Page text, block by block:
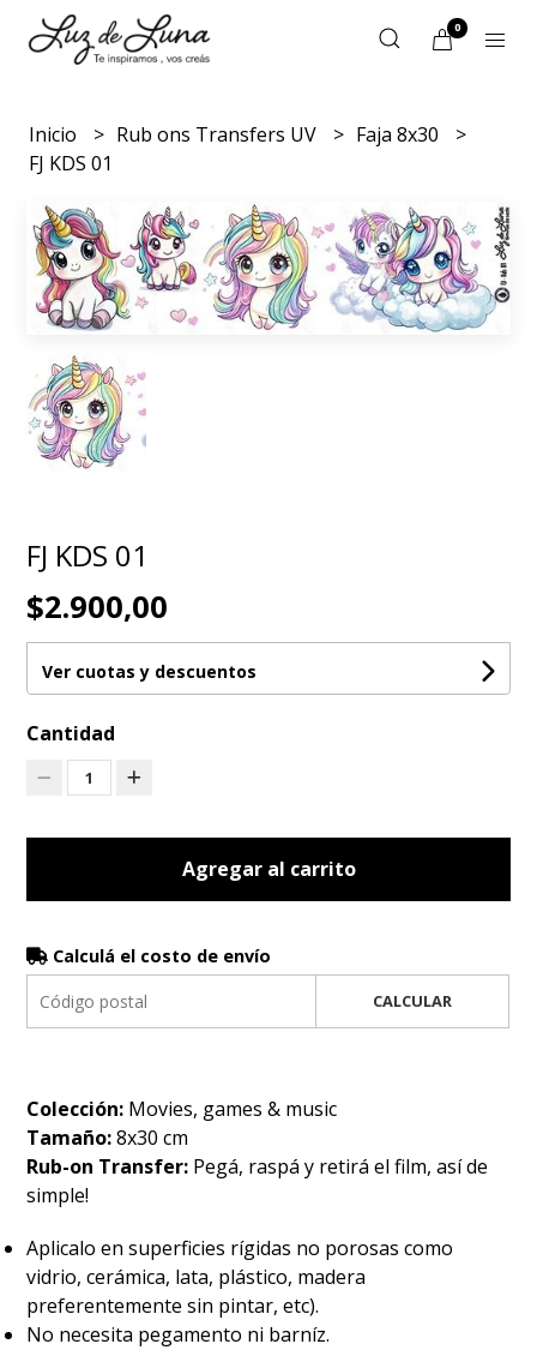
0
Inicio Rub ons Transfers UV
Faja 8x30
FJ KDS 01
FJ KDS 01
$2.900,00
Ver cuotas y descuentos
Cantidad
1
Agregar al carrito
Calculá el costo de envío
CALCULAR
Colección: Movies, games & music
Tamaño:8x30 cm
Rub-on Transfer: Pegá, raspá y retirá el film, así de
simple!
Aplicalo en superficies rígidas no porosas como
vidrio, cerámica, lata, plástico, madera
preferentemente sin pintar, etc).
No necesita pegamento ni barníz.